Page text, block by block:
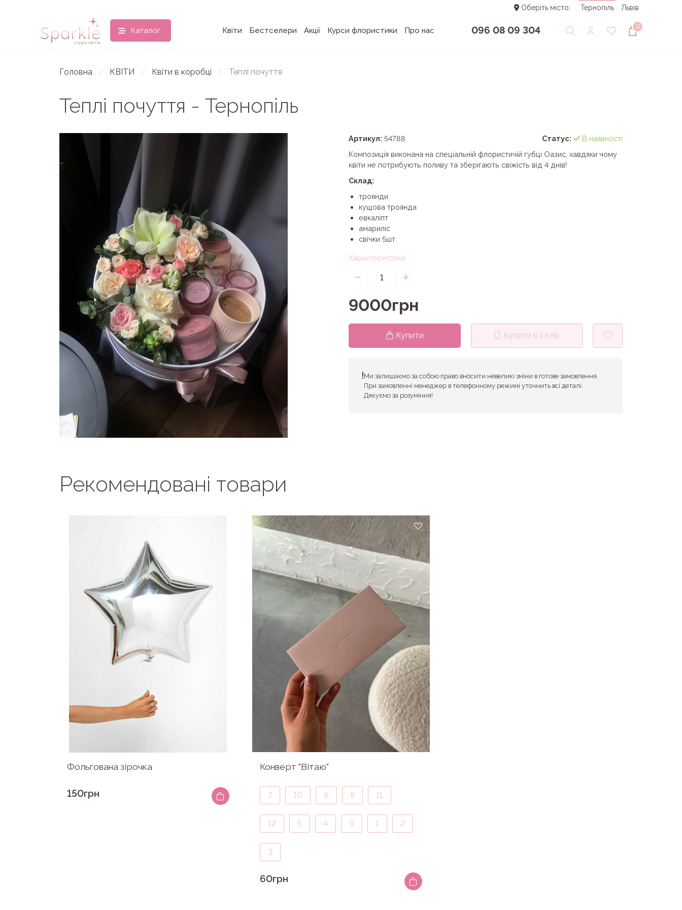
Оберіть місто: Тернопіль Львів
Каталог Квіти Бестселери Акції Курси флористики Про нас 096 08 09 304 0
Головна КВІТИ Квіти в коробці Теплі почуття
Теплі почуття - Тернопіль
Артикул: 54788 Статус:
В наявності
Композиція виконана на спеціальній флористичій губці Оазис, хавдяки чому
квіти не потрибують поливу та зберігають свіжість від 4 днів!
Склад:
троянди
кущова троянда
евкаліпт
амариліс
свічки 5шт.
Характеристики
- +
9000грн
Купити Купити в 1 клік
Ми залишаємо за собою право вносити невеликі зміни в готове замовлення.
При замовленні менеджер в телефонному режимі уточнить всі деталі.
Дякуємо за розуміння!
Рекомендовані товари
Фольгована зірочка
150грн
Конверт "Вітаю"
7 10 6 8 11
12 5 4 9 1 2
3
60грн